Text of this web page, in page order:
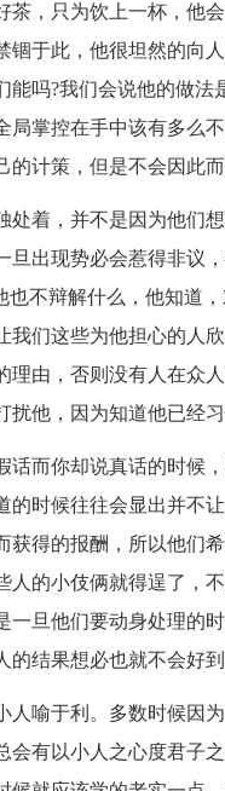
茶，只为饮上一杯，他
锢于此，他很坦然的向
能吗?我们会说他的做
局掌控在手中该有多么
的计策，但是不会因此
着，并不是因为他们想
旦出现势必会惹得非议
不辩解什么，他知道
我们这些为他担心的人
理由，否则没有人在众
扰他，因为知道他已经
而你却说真话的时候，
的时候往往会显出并不
获得的报酬，所以他们
人的小伎俩就得逞了，
一旦他们要动身处理的
的结果想必也就不会好到
喻于利。多数时候因为
会有以小人之心度君子